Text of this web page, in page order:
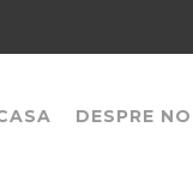
DESPRE